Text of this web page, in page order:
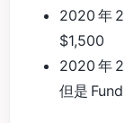
2020 年
$1,500
2020 年
但是